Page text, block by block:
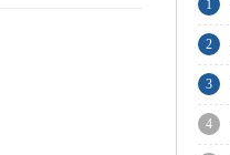
1
2
3
4